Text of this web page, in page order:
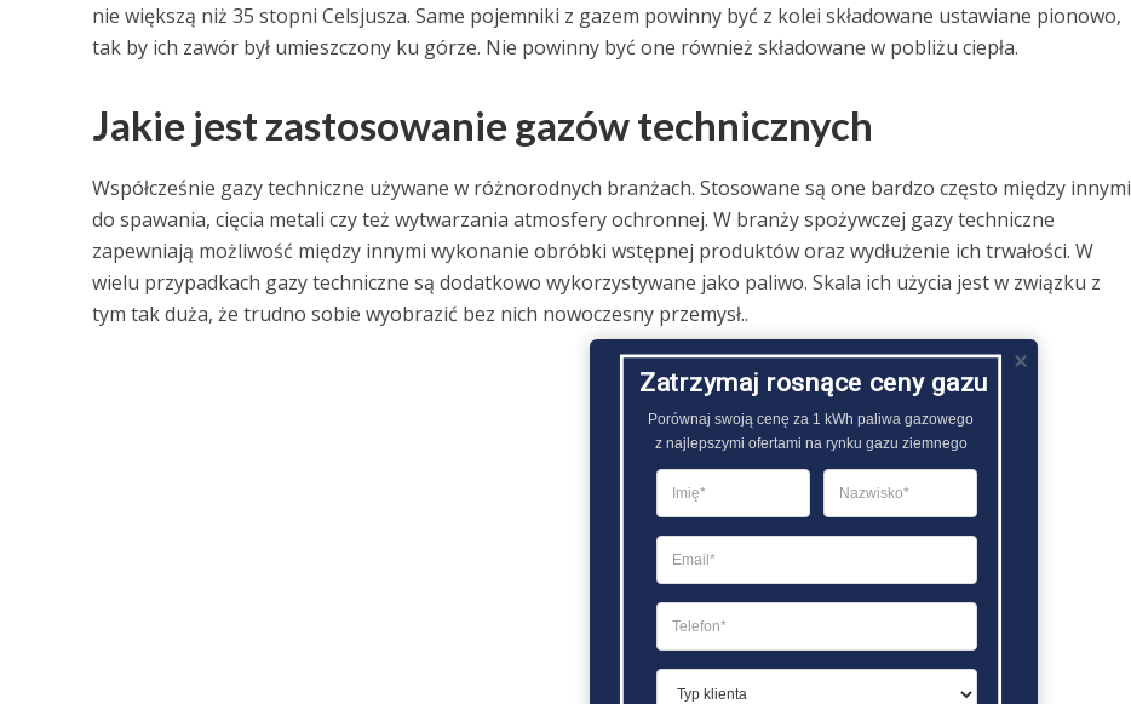
nie większą niż 35 stopni Celsjusza. Same pojemniki z gazem powinny być z kolei składowane ustawiane pionowo,
tak by ich zawór był umieszczony ku górze. Nie powinny być one również składowane w pobliżu ciepła.
Jakie jest zastosowanie gazów technicznych
Współcześnie gazy techniczne używane w różnorodnych branżach. Stosowane są one bardzo często między innymi
do spawania, cięcia metali czy też wytwarzania atmosfery ochronnej. W branży spożywczej gazy techniczne
zapewniają możliwość między innymi wykonanie obróbki wstępnej produktów oraz wydłużenie ich trwałości. W
wielu przypadkach gazy techniczne są dodatkowo wykorzystywane jako paliwo. Skala ich użycia jest w związku z
tym tak duża, że trudno sobie wyobrazić bez nich nowoczesny przemysł..
Zatrzymaj rosnące ceny gazu
Porównaj swoją cenę za 1 kWh paliwa gazowego
z najlepszymi ofertami na rynku gazu ziemnego